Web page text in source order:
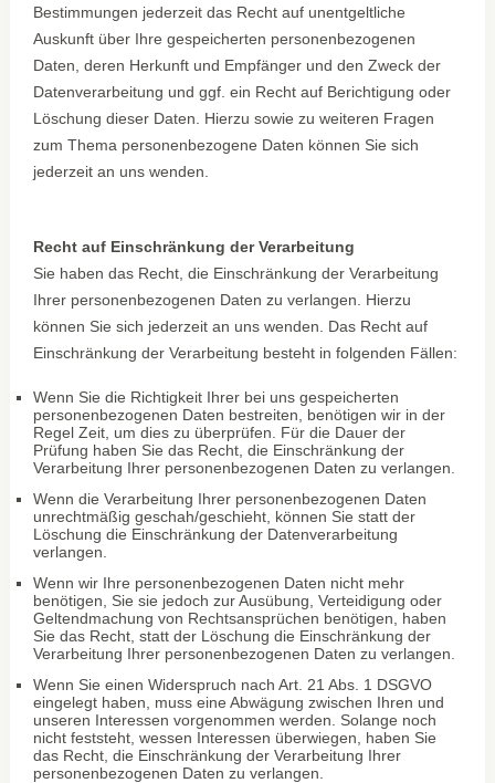
Bestimmungen jederzeit das Recht auf unentgeltliche
Auskunft über Ihre gespeicherten personenbezogenen
Daten, deren Herkunft und Empfänger und den Zweck der
Datenverarbeitung und ggf. ein Recht auf Berichtigung oder
Löschung dieser Daten. Hierzu sowie zu weiteren Fragen
zum Thema personenbezogene Daten können Sie sich
jederzeit an uns wenden.
Recht auf Einschränkung der Verarbeitung
Sie haben das Recht, die Einschränkung der Verarbeitung
Ihrer personenbezogenen Daten zu verlangen. Hierzu
können Sie sich jederzeit an uns wenden. Das Recht auf
Einschränkung der Verarbeitung besteht in folgenden Fällen:
Wenn Sie die Richtigkeit Ihrer bei uns gespeicherten
personenbezogenen Daten bestreiten, benötigen wir in der
Regel Zeit, um dies zu überprüfen. Für die Dauer der
Prüfung haben Sie das Recht, die Einschränkung der
Verarbeitung Ihrer personenbezogenen Daten zu verlangen.
Wenn die Verarbeitung Ihrer personenbezogenen Daten
unrechtmäßig geschah/geschieht, können Sie statt der
Löschung die Einschränkung der Datenverarbeitung
verlangen.
Wenn wir Ihre personenbezogenen Daten nicht mehr
benötigen, Sie sie jedoch zur Ausübung, Verteidigung oder
Geltendmachung von Rechtsansprüchen benötigen, haben
Sie das Recht, statt der Löschung die Einschränkung der
Verarbeitung Ihrer personenbezogenen Daten zu verlangen.
Wenn Sie einen Widerspruch nach Art. 21 Abs. 1 DSGVO
eingelegt haben, muss eine Abwägung zwischen Ihren und
unseren Interessen vorgenommen werden. Solange noch
nicht feststeht, wessen Interessen überwiegen, haben Sie
das Recht, die Einschränkung der Verarbeitung Ihrer
personenbezogenen Daten zu verlangen.